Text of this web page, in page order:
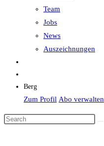
Team
Jobs
News
Auszeichnungen
Berg
Zum Profil Abo verwalten